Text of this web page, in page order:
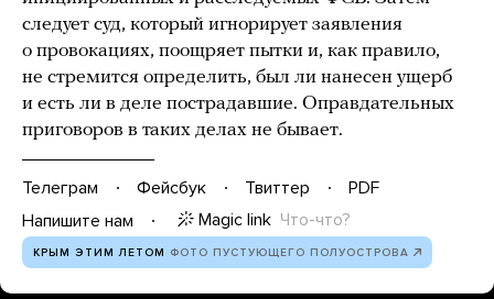
следует суд, который игнорирует заявления
о провокациях, поощряет пытки и, как правило,
не стремится определить, был ли нанесен ущерб
и есть ли в деле пострадавшие. Оправдательных
приговоров в таких делах не бывает.
Телеграм Фейсбук Твиттер
PDF
Напишите нам
Magic link Что-что?
КРЫМ ЭТИМ ЛЕТОМ ФОТО ПУСТУЮЩЕГО ПОЛУОСТРОВА